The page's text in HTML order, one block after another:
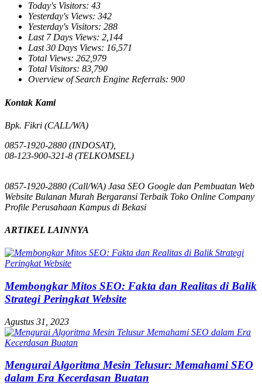
Today's Visitors: 43
Yesterday's Views: 342
Yesterday's Visitors: 288
Last 7 Days Views: 2,144
Last 30 Days Views: 16,571
Total Views: 262,979
Total Visitors: 83,790
Overview of Search Engine Referrals: 900
Kontak Kami
Bpk. Fikri (CALL/WA)
0857-1920-2880 (INDOSAT),
08-123-900-321-8 (TELKOMSEL)
0857-1920-2880 (Call/WA) Jasa SEO Google dan Pembuatan Web
Website Bulanan Murah Bergaransi Terbaik Toko Online Company
Profile Perusahaan Kampus di Bekasi
ARTIKEL LAINNYA
Membongkar Mitos SEO: Fakta dan Realitas di Balik
Strategi Peringkat Website
Agustus 31, 2023
Mengurai Algoritma Mesin Telusur: Memahami SEO
dalam Era Kecerdasan Buatan